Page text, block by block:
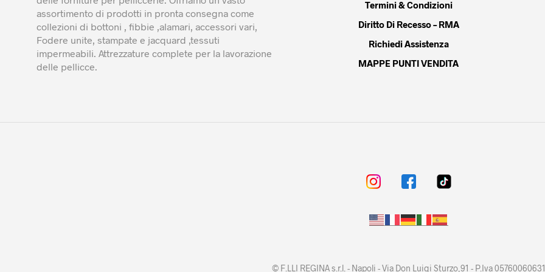
assortimento di prodotti in pronta consegna come
collezioni di bottoni , fibbie ,alamari, accessori vari,
Fodere unite, stampate e jacquard ,tessuti
impermeabili. Attrezzature complete per la lavorazione
delle pellicce.
Termini & Condizioni
Diritto Di Recesso – RMA
Richiedi Assistenza
MAPPE PUNTI VENDITA
© F.LLI REGINA s.r.l. - Napoli - Via Don Luigi Sturzo,91 - P.Iva 05760060631